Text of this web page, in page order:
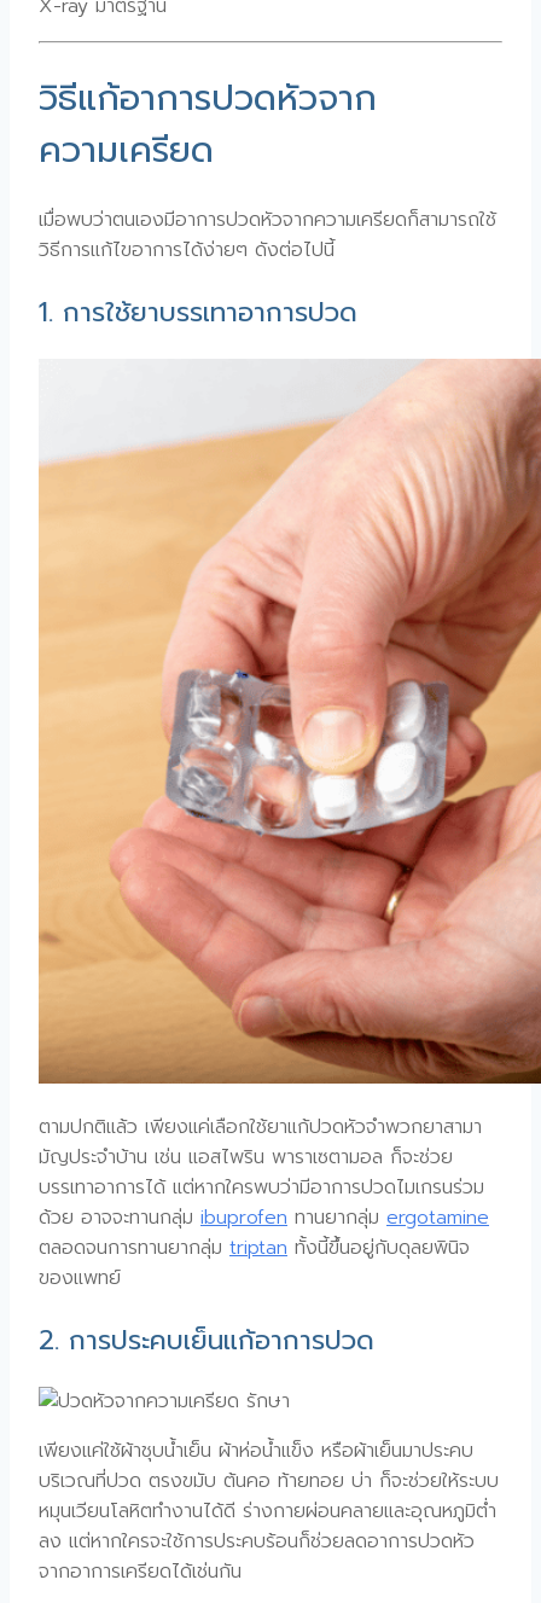
X-ray มาตรฐาน
วิธีแก้อาการปวดหัวจาก
ความเครียด
เมื่อพบว่าตนเองมีอาการปวดหัวจากความเครียดก็สามารถใช้
วิธีการแก้ไขอาการได้ง่ายๆ ดังต่อไปนี้
1. การใช้ยาบรรเทาอาการปวด
ตามปกติแล้ว เพียงแค่เลือกใช้ยาแก้ปวดหัวจำพวกยาสามา
มัญประจำบ้าน เช่น แอสไพริน พาราเซตามอล ก็จะช่วย
บรรเทาอาการได้ แต่หากใครพบว่ามีอาการปวดไมเกรนร่วม
ด้วย อาจจะทานกลุ่ม ibuprofen ทานยากลุ่ม ergotamine
ตลอดจนการทานยากลุ่ม triptan ทั้งนี้ขึ้นอยู่กับดุลยพินิจ
ของแพทย์
2. การประคบเย็นแก้อาการปวด
เพียงแค่ใช้ผ้าชุบน้ำเย็น ผ้าห่อน้ำแข็ง หรือผ้าเย็นมาประคบ
บริเวณที่ปวด ตรงขมับ ต้นคอ ท้ายทอย บ่า ก็จะช่วยให้ระบบ
หมุนเวียนโลหิตทำงานได้ดี ร่างกายผ่อนคลายและอุณหภูมิต่ำ
ลง แต่หากใครจะใช้การประคบร้อนก็ช่วยลดอาการปวดหัว
จากอาการเครียดได้เช่นกัน